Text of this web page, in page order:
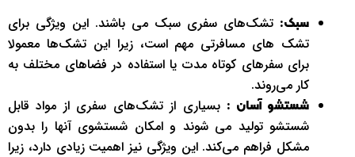
سبک: تشک‌های سفری سبک می باشند. این ویژگی برای
تشک های مسافرتی مهم است، زیرا این تشک‌ها معمولا
برای سفرهای کوتاه مدت یا استفاده در فضاهای مختلف به
کار می‌روند.
شستشو آسان : بسیاری از تشک‌های سفری از مواد قابل
شستشو تولید می شوند و امکان شستشوی آنها را بدون
مشکل فراهم می‌کند. این ویژگی نیز اهمیت زیادی دارد، زیرا